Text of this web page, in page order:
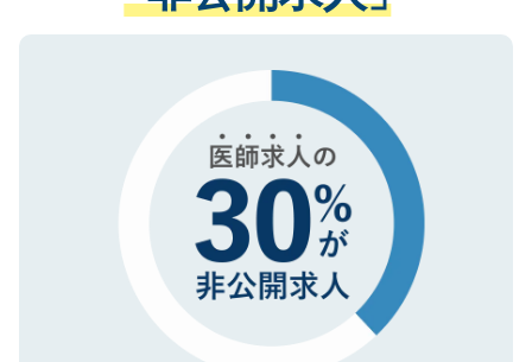
で、機密保持に関してもご安心ください。
ない方には、長期的なサポートが可能です
ので、まずはご登録ください。